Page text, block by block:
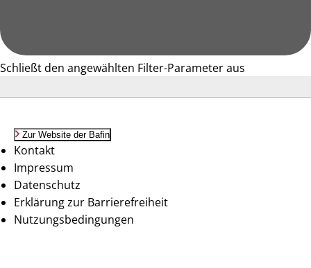
Schließt den angewählten Filter-Parameter aus
Zur Website der Bafin
Kontakt
Impressum
Datenschutz
Erklärung zur Barrierefreiheit
Nutzungsbedingungen